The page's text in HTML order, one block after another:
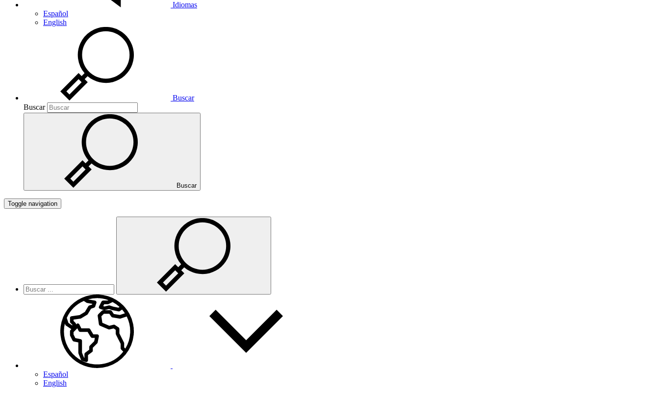
Idiomas
Español
English
Buscar
Buscar
Buscar
Toggle navigation
Español
English